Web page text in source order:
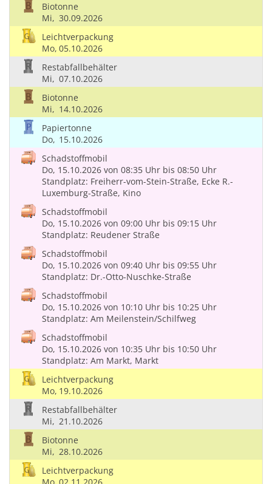
Biotonne
Mi, 30.09.2026
Leichtverpackung
Mo, 05.10.2026
Restabfallbehälter
Mi, 07.10.2026
Biotonne
Mi, 14.10.2026
Papiertonne
Do, 15.10.2026
Schadstoffmobil
Do, 15.10.2026 von 08:35 Uhr bis 08:50 Uhr
Standplatz: Freiherr-vom-Stein-Straße, Ecke R.-
Luxemburg-Straße, Kino
Schadstoffmobil
Do, 15.10.2026 von 09:00 Uhr bis 09:15 Uhr
Standplatz: Reudener Straße
Schadstoffmobil
Do, 15.10.2026 von 09:40 Uhr bis 09:55 Uhr
Standplatz: Dr.-Otto-Nuschke-Straße
Schadstoffmobil
Do, 15.10.2026 von 10:10 Uhr bis 10:25 Uhr
Standplatz: Am Meilenstein/Schilfweg
Schadstoffmobil
Do, 15.10.2026 von 10:35 Uhr bis 10:50 Uhr
Standplatz: Am Markt, Markt
Leichtverpackung
Mo, 19.10.2026
Restabfallbehälter
Mi, 21.10.2026
Biotonne
Mi, 28.10.2026
Leichtverpackung